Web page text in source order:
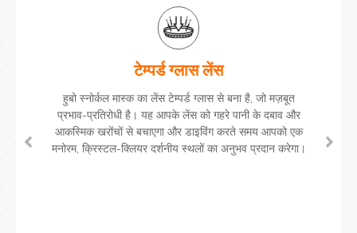
टेम्पर्ड ग्लास लेंस
हुबो स्नोर्कल मास्क का लेंस टेम्पर्ड ग्लास से बना है, जो मज़बूत
प्रभाव-प्रतिरोधी है। यह आपके लेंस को गहरे पानी के दबाव और
आकस्मिक खरोंचों से बचाएगा और डाइविंग करते समय आपको एक
मनोरम, क्रिस्टल-क्लियर दर्शनीय स्थलों का अनुभव प्रदान करेगा।